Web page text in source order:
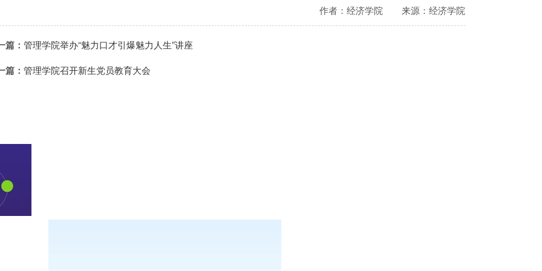
作者：经济学院 来源：经济学院
篇： 管理学院举办“魅力口才引爆魅力人生”讲座
篇： 管理学院召开新生党员教育大会